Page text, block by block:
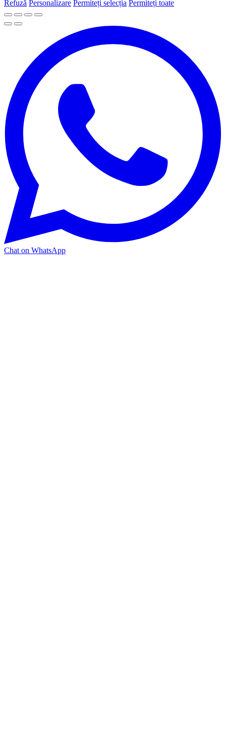
Refuză Personalizare Permiteți selecția Permiteți toate
Chat on WhatsApp